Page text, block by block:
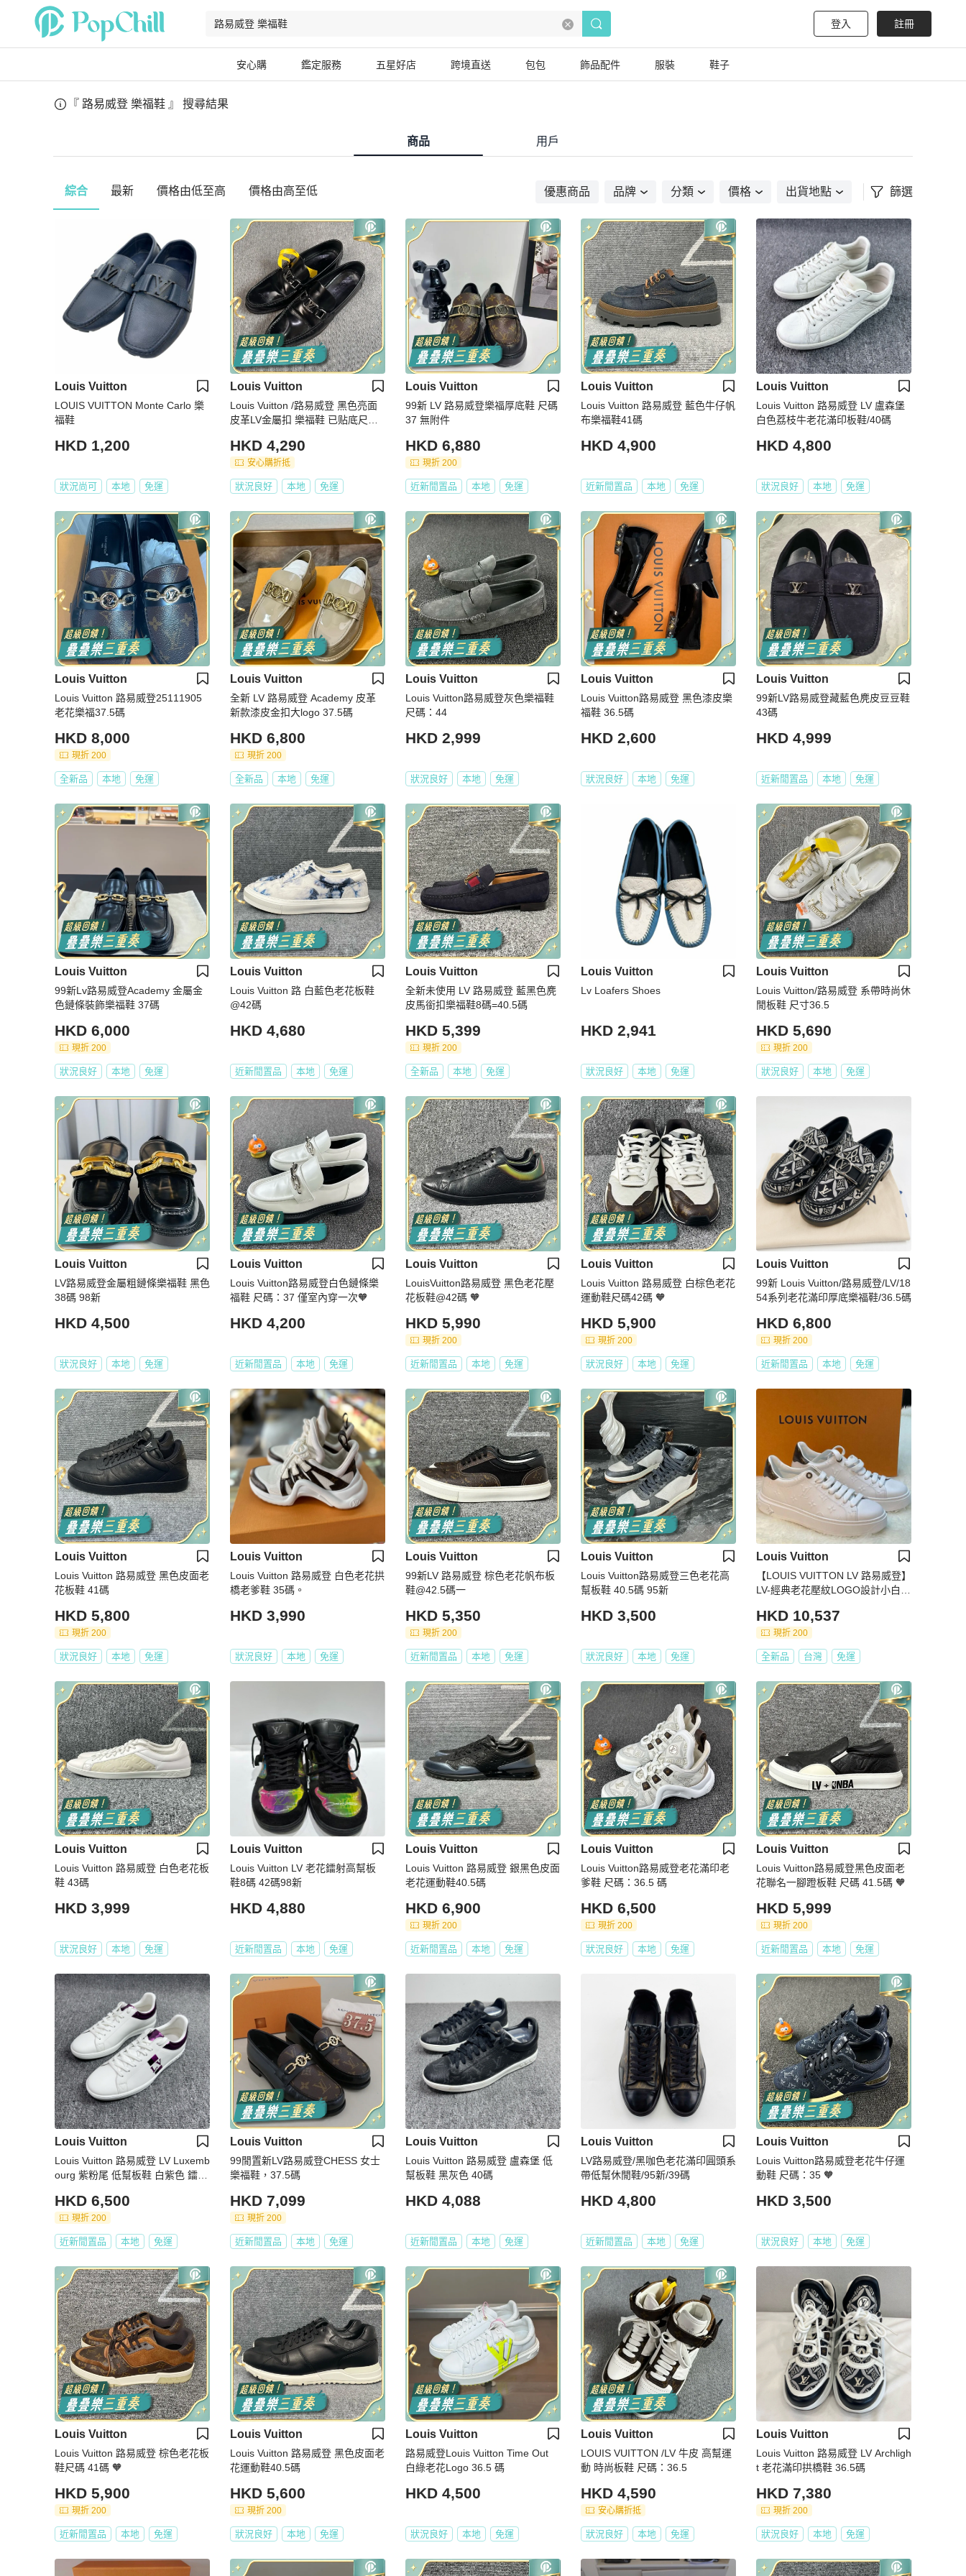
登入 註冊
安心購 鑑定服務 五星好店 跨境直送 包包 飾品配件 服裝 鞋子
『 路易威登 樂福鞋 』 搜尋結果
商品 用戶
綜合 最新 價格由低至高 價格由高至低 優惠商品 品牌 分類 價格 出貨地點 篩選
Louis Vuitton
LOUIS VUITTON Monte Carlo 樂
福鞋
HKD 1,200
狀況尚可 本地 免運
Louis Vuitton
Louis Vuitton /路易威登 黑色亮面
皮革LV金屬扣 樂福鞋 已贴底尺
HKD 4,290
安心購折抵
狀況良好 本地 免運
Louis Vuitton
99新 LV 路易威登樂福厚底鞋 尺碼
37 無附件
HKD 6,880
現折 200
近新閒置品 本地 免運
Louis Vuitton
Louis Vuitton 路易威登 藍色牛仔帆
布樂福鞋41碼
HKD 4,900
近新閒置品 本地 免運
Louis Vuitton
Louis Vuitton 路易威登 LV 盧森堡
白色荔枝牛老花滿印板鞋/40碼
HKD 4,800
狀況良好 本地 免運
Louis Vuitton
Louis Vuitton 路易威登25111905
老花樂福37.5碼
HKD 8,000
現折 200
全新品 本地 免運
Louis Vuitton
全新 LV 路易威登 Academy 皮革
新款漆皮金扣大logo 37.5碼
HKD 6,800
現折 200
全新品 本地 免運
Louis Vuitton
Louis Vuitton路易威登灰色樂福鞋
尺碼：44
HKD 2,999
狀況良好 本地 免運
Louis Vuitton
Louis Vuitton路易威登 黑色漆皮樂
福鞋 36.5碼
HKD 2,600
狀況良好 本地 免運
Louis Vuitton
99新LV路易威登藏藍色麂皮豆豆鞋
43碼
HKD 4,999
近新閒置品 本地 免運
Louis Vuitton
99新Lv路易威登Academy 金屬金
色鏈條裝飾樂福鞋 37碼
HKD 6,000
現折 200
狀況良好 本地 免運
Louis Vuitton
Louis Vuitton 路 白藍色老花板鞋
@42碼
HKD 4,680
近新閒置品 本地 免運
Louis Vuitton
全新未使用 LV 路易威登 藍黑色麂
皮馬銜扣樂福鞋8碼=40.5碼
HKD 5,399
現折 200
全新品 本地 免運
Louis Vuitton
Lv Loafers Shoes
HKD 2,941
狀況良好 本地 免運
Louis Vuitton
Louis Vuitton/路易威登 系帶時尚休
閒板鞋 尺寸36.5
HKD 5,690
現折 200
狀況良好 本地 免運
Louis Vuitton
LV路易威登金屬粗鏈條樂福鞋 黑色
38碼 98新
HKD 4,500
狀況良好 本地 免運
Louis Vuitton
Louis Vuitton路易威登白色鏈條樂
福鞋 尺碼：37 僅室內穿一次🧡
HKD 4,200
近新閒置品 本地 免運
Louis Vuitton
LouisVuitton路易威登 黑色老花壓
花板鞋@42碼 🧡
HKD 5,990
現折 200
近新閒置品 本地 免運
Louis Vuitton
Louis Vuitton 路易威登 白棕色老花
運動鞋尺碼42碼 🧡
HKD 5,900
現折 200
狀況良好 本地 免運
Louis Vuitton
99新 Louis Vuitton/路易威登/LV/18
54系列老花滿印厚底樂福鞋/36.5碼
HKD 6,800
現折 200
近新閒置品 本地 免運
Louis Vuitton
Louis Vuitton 路易威登 黑色皮面老
花板鞋 41碼
HKD 5,800
現折 200
狀況良好 本地 免運
Louis Vuitton
Louis Vuitton 路易威登 白色老花拱
橋老爹鞋 35碼。
HKD 3,990
狀況良好 本地 免運
Louis Vuitton
99新LV 路易威登 棕色老花帆布板
鞋@42.5碼一
HKD 5,350
現折 200
近新閒置品 本地 免運
Louis Vuitton
Louis Vuitton路易威登三色老花高
幫板鞋 40.5碼 95新
HKD 3,500
狀況良好 本地 免運
Louis Vuitton
【LOUIS VUITTON LV 路易威登】
LV-經典老花壓紋LOGO設計小白鞋
HKD 10,537
現折 200
全新品 台灣 免運
Louis Vuitton
Louis Vuitton 路易威登 白色老花板
鞋 43碼
HKD 3,999
狀況良好 本地 免運
Louis Vuitton
Louis Vuitton LV 老花鐳射高幫板
鞋8碼 42碼98新
HKD 4,880
近新閒置品 本地 免運
Louis Vuitton
Louis Vuitton 路易威登 銀黑色皮面
老花運動鞋40.5碼
HKD 6,900
現折 200
近新閒置品 本地 免運
Louis Vuitton
Louis Vuitton路易威登老花滿印老
爹鞋 尺碼：36.5 碼
HKD 6,500
現折 200
狀況良好 本地 免運
Louis Vuitton
Louis Vuitton路易威登黑色皮面老
花聯名一腳蹬板鞋 尺碼 41.5碼 🧡
HKD 5,999
現折 200
近新閒置品 本地 免運
Louis Vuitton
Louis Vuitton 路易威登 LV Luxemb
ourg 紫粉尾 低幫板鞋 白紫色 鐳射
HKD 6,500
現折 200
近新閒置品 本地 免運
Louis Vuitton
99閒置新LV路易威登CHESS 女士
樂福鞋，37.5碼
HKD 7,099
現折 200
近新閒置品 本地 免運
Louis Vuitton
Louis Vuitton 路易威登 盧森堡 低
幫板鞋 黑灰色 40碼
HKD 4,088
近新閒置品 本地 免運
Louis Vuitton
LV路易威登/黑咖色老花滿印圓頭系
帶低幫休閒鞋/95新/39碼
HKD 4,800
近新閒置品 本地 免運
Louis Vuitton
Louis Vuitton路易威登老花牛仔運
動鞋 尺碼：35 🧡
HKD 3,500
狀況良好 本地 免運
Louis Vuitton
Louis Vuitton 路易威登 棕色老花板
鞋尺碼 41碼 🧡
HKD 5,900
現折 200
近新閒置品 本地 免運
Louis Vuitton
Louis Vuitton 路易威登 黑色皮面老
花運動鞋40.5碼
HKD 5,600
現折 200
狀況良好 本地 免運
Louis Vuitton
路易威登Louis Vuitton Time Out
白綠老花Logo 36.5 碼
HKD 4,500
狀況良好 本地 免運
Louis Vuitton
LOUIS VUITTON /LV 牛皮 高幫運
動 時尚板鞋 尺碼：36.5
HKD 4,590
安心購折抵
狀況良好 本地 免運
Louis Vuitton
Louis Vuitton 路易威登 LV Archligh
t 老花滿印拱橋鞋 36.5碼
HKD 7,380
現折 200
狀況良好 本地 免運